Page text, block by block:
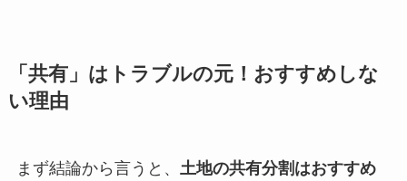
「共有」はトラブルの元！おすすめしな
い理由
まず結論から言うと、
土地の共有分割はおすすめ